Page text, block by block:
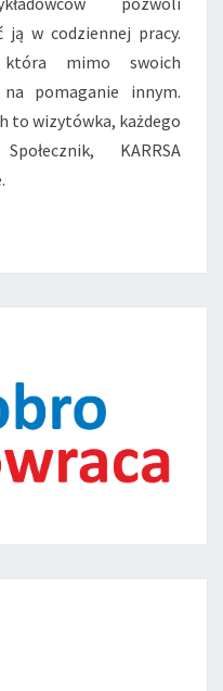
w codziennej pracy.
mimo swoich
pomaganie innym.
to wizytówka, każdego
KARRSA